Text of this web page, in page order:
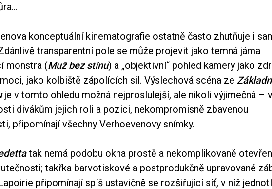
konceptuální kinematografie ostatně často zhutňuje i
transparentní pole se může projevit jako temná jáma
monstra (Muž bez stínu) a „objektivní“ pohled kamery jako
jako kolbiště zápolících sil. Výslechová scéna ze
je v tomto ohledu možná nejproslulejší, ale nikoli výjimečná –
divákům jejich roli a pozici, nekompromisně zbavenou
připomínají všechny Verhoevenovy snímky.
tak nemá podobu okna prostě a nekomplikovaně
takřka barvotiskové a postprodukčně upravované
připomínají spíš ustavičně se rozšiřující síť, v níž